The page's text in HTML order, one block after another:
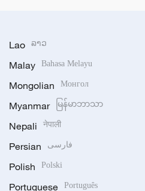
Lao ລາວ
Malay Bahasa Melayu
Mongolian Монгол
Myanmar မြန်မာဘာသာ
Nepali नेपाली
Persian فارسی
Polish Polski
Portuguese Português